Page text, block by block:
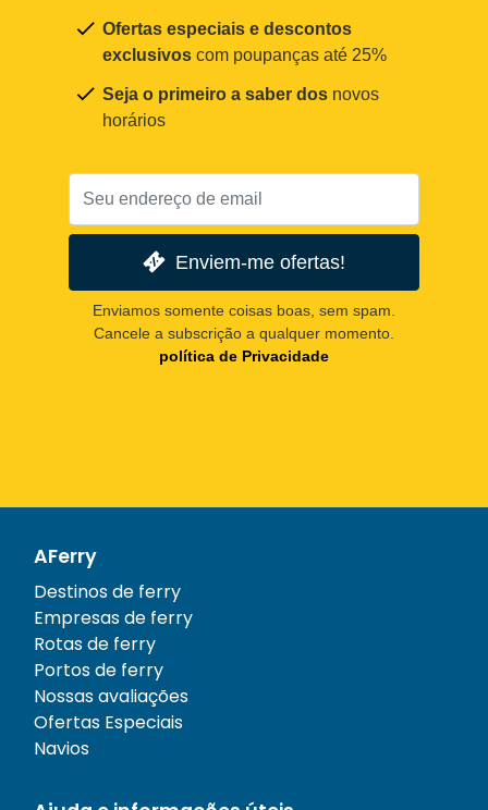
Ofertas especiais e descontos
exclusivos com poupanças até 25%
Seja o primeiro a saber dos novos
horários
Enviem-me ofertas!
Enviamos somente coisas boas, sem spam.
Cancele a subscrição a qualquer momento.
política de Privacidade
AFerry
Destinos de ferry
Empresas de ferry
Rotas de ferry
Portos de ferry
Nossas avaliações
Ofertas Especiais
Navios